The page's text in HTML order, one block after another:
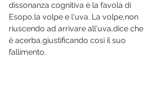
dissonanza cognitiva è la favola di
Esopo,la volpe e l'uva. La volpe,non
riuscendo ad arrivare all'uva,dice che
è acerba,giustificando così il suo
fallimento.